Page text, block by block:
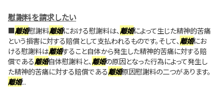
慰謝料を請求したい
■離婚慰謝料離婚における慰謝料は、離婚によって生じた精神的苦痛
という損害に対する賠償として支払われるものです。そして、離婚にお
ける慰謝料は離婚すること自体から発生した精神的苦痛に対する賠
償である離婚自体慰謝料と、離婚の原因となった行為によって発生し
た精神的苦痛に対する賠償である離婚原因慰謝料の二つがあります。
離婚...